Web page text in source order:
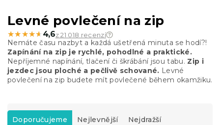
Levné povlečení na zip
★★★★★
★★★★★ 4,6z 21 018 recenzí
Nemáte času nazbyt a každá ušetřená minuta se hodí?!
Zapínání na zip je rychlé, pohodlné a praktické.
Nepříjemné napínání, tlačení či škrábání jsou tabu. Zip i
jezdec jsou ploché a pečlivě schované. Levné
povlečení na zip budete mít povlečené během okamžiku.
Ř
Doporučujeme Nejlevnější Nejdražší